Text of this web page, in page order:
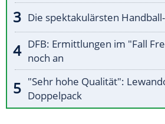
Die spektakulärsten
DFB: Ermittlungen im "Fall
noch an
"Sehr hohe Qualität":
Doppelpack